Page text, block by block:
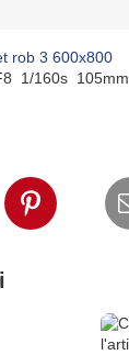
1/160s 105mm